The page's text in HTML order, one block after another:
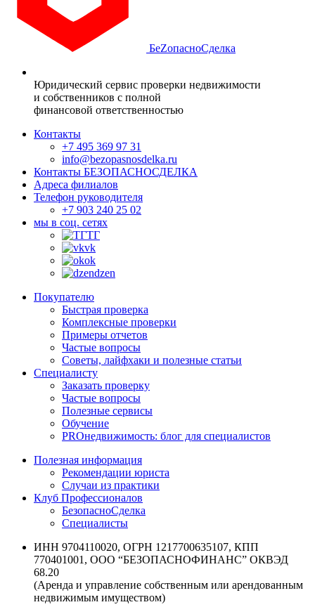
БеZопасноСделка
Юридический сервис проверки недвижимости
и собственников с полной
финансовой ответственностью
Контакты
+7 495 369 97 31
info@bezopasnosdelka.ru
Контакты БЕЗОПАСНОСДЕЛКА
Адреса филиалов
Телефон руководителя
+7 903 240 25 02
мы в соц. сетях
ТГ
vk
ok
dzen
Покупателю
Быстрая проверка
Комплексные проверки
Примеры отчетов
Частые вопросы
Советы, лайфхаки и полезные статьи
Специалисту
Заказать проверку
Частые вопросы
Полезные сервисы
Обучение
PROнедвижимость: блог для специалистов
Полезная информация
Рекомендации юриста
Случаи из практики
Клуб Профессионалов
БезопасноСделка
Специалисты
ИНН 9704110020, ОГРН 1217700635107, КПП
770401001, ООО “БЕЗОПАСНОФИНАНС” ОКВЭД
68.20
(Аренда и управление собственным или арендованным
недвижимым имуществом)